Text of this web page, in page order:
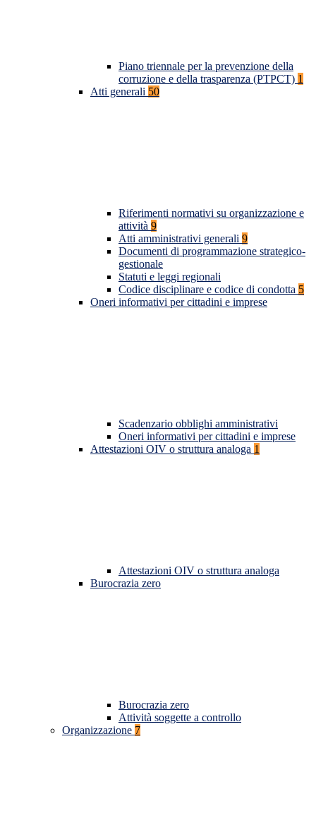
Piano triennale per la prevenzione della
corruzione e della trasparenza (PTPCT) 1
Atti generali 50
Riferimenti normativi su organizzazione e
attività 9
Atti amministrativi generali 9
Documenti di programmazione strategico-
gestionale
Statuti e leggi regionali
Codice disciplinare e codice di condotta 5
Oneri informativi per cittadini e imprese
Scadenzario obblighi amministrativi
Oneri informativi per cittadini e imprese
Attestazioni OIV o struttura analoga 1
Attestazioni OIV o struttura analoga
Burocrazia zero
Burocrazia zero
Attività soggette a controllo
Organizzazione 7